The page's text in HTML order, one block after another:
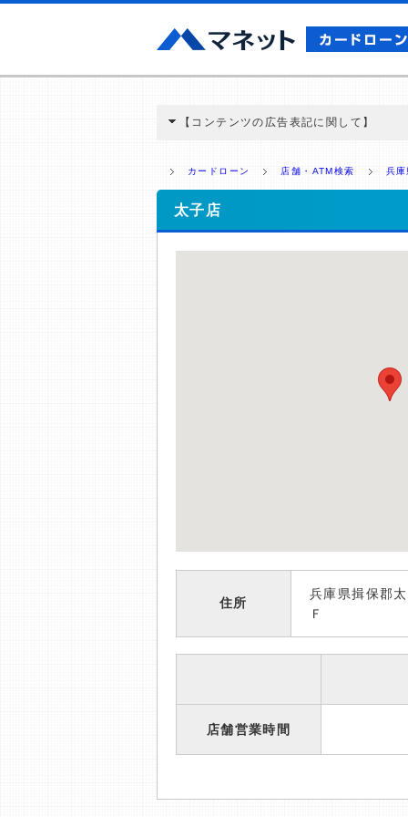
【コンテンツの広告表記に関して】
ミ収集などに基づき、公平性を担保した情
>提携企業一覧
カードローン 店舗・ATM検索 兵
太子店
住所
兵庫県揖保郡
Ｆ
店舗営業時間